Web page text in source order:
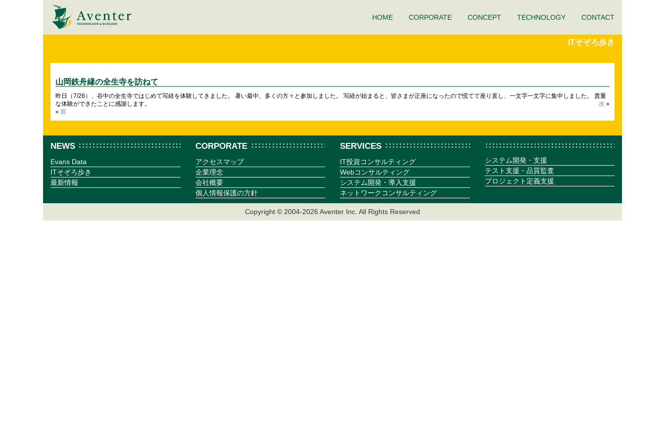
HOME CORPORATE CONCEPT TECHNOLOGY CONTACT
ITそぞろ歩き
山岡鉄舟縁の全生寺を訪ねて
昨日（7/26）、谷中の全生寺ではじめて写経を体験してきました。 暑い最中、多くの方々と参加しました。 写経が始まると、皆さまが正座になったので慌てて座り直し、一文字一文字に集中しました。 貴重
な体験ができたことに感謝します。
次 »
« 前
NEWS
Evans Data
ITそぞろ歩き
最新情報
CORPORATE
アクセスマップ
企業理念
会社概要
個人情報保護の方針
SERVICES
IT投資コンサルティング
Webコンサルティング
システム開発・導入支援
ネットワークコンサルティング
システム開発・支援
テスト支援・品質監査
プロジェクト定義支援
Copyright © 2004-2026 Aventer Inc. All Rights Reserved